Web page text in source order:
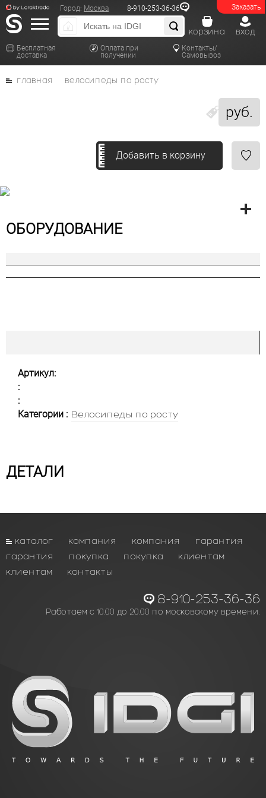
Заказать
Город: Москва 8-910-253-36-36
Бесплатная
доставка
Оплата при
получении
Контакты/
Самовывоз
вход
корзина
руб.
главная велосипеды по росту
Добавить в корзину
ОБОРУДОВАНИЕ
Артикул:
:
:
Категории : Велосипеды по росту
ДЕТАЛИ
каталог компания компания
гарантия
гарантия
покупка покупка
клиентам
клиентам
контакты
8-910-253-36-36
Работаем с 10.00 до 20.00 по московскому времени.